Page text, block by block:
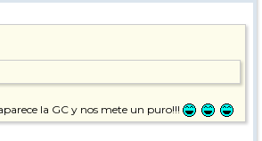
la GC y nos mete un puro!!!